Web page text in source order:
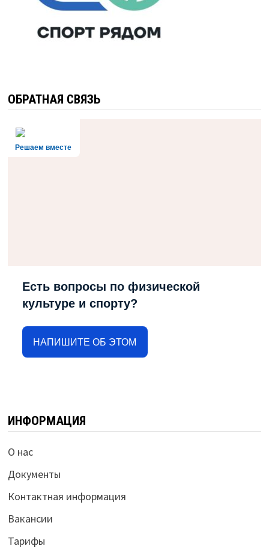
ОБРАТНАЯ СВЯЗЬ
Решаем вместе
Есть вопросы по физической
культуре и спорту?
НАПИШИТЕ ОБ ЭТОМ
ИНФОРМАЦИЯ
О нас
Документы
Контактная информация
Вакансии
Тарифы